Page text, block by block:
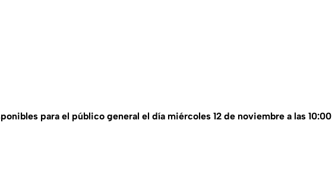
para el público general el día miércoles 12 de noviembre a las 10:00